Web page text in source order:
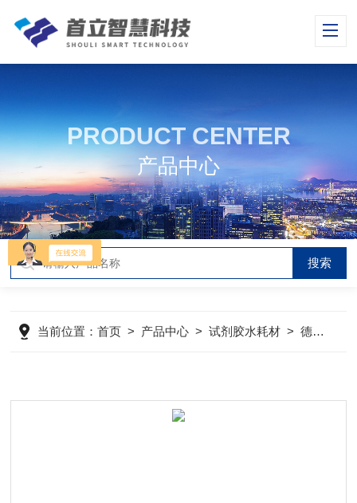
PRODUCT CENTER
产品中心
当前位置：首页 > 产品中心 >试剂胶水耗材 >德国默克